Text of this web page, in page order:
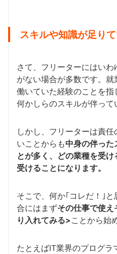
スキルや知識が足り
さて、フリーターにはい
がない場合が多数です。
働いていた経験のことを
何かしらのスキルが伴って
しかし、フリーターは責任
いことからも中身の伴った
とが多く、どの業種を受
受けることになります。
そこで、何か｢コレだ！｣
合にはまずその仕事で使え
り入れてみる>ことから始
たとえばIT業界のプログラ